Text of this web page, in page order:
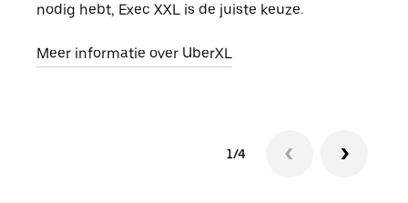
nodig hebt, Exec XXL is de juiste keuze.
Meer informatie over UberXL
1/4